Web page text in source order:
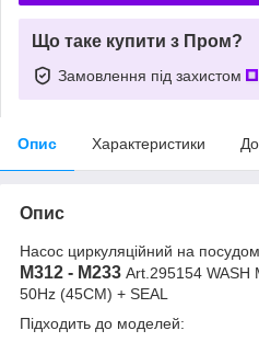
Що таке купити з Пром?
Замовлення під захистом
Опис Характеристики
Опис
Насос циркуляційний на
M312 - M233 Art.295154 WASH
50Hz (45CM) + SEAL
Підходить до моделей: